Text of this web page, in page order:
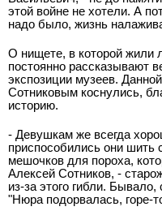
этой войне не хотели. А
надо было, жизнь
О нищете, в которой жили
постоянно рассказывают
экспозиции музеев.
Сотниковым коснулись,
историю.
- Девушкам же всегда
приспособились они шить
мешочков для пороха,
Алексей Сотников, -
из-за этого гибли.
"Нюра подорвалась, горе-